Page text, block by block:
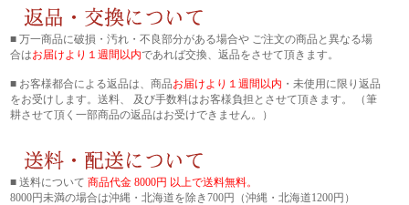
■ 万一商品に破損・汚れ・不良部分がある場合や ご注文の商品と異なる場
合はお届けより１週間以内であれば交換、返品をさせて頂きます。
■ お客様都合による返品は、商品お届けより１週間以内 ・未使用に限り返品
をお受けします。送料、 及び手数料はお客様負担とさせて頂きます。 （筆
耕させて頂く一部商品の返品はお受けできません。）
■ 送料について 商品代金 8000円 以上で送料無料。
8000円未満の場合は沖縄・北海道を除き700円（沖縄・北海道1200円）